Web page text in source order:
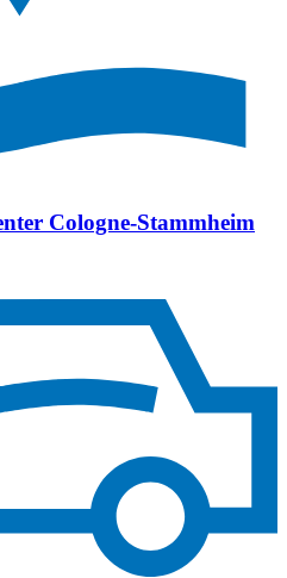
Cologne-Stammheim